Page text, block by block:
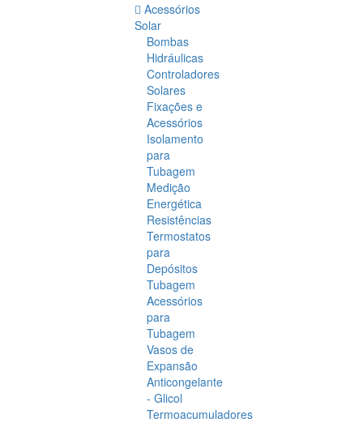
Acessórios
Solar
Bombas
Hidráulicas
Controladores
Solares
Fixações e
Acessórios
Isolamento
para
Tubagem
Medição
Energética
Resistências
Termostatos
para
Depósitos
Tubagem
Acessórios
para
Tubagem
Vasos de
Expansão
Anticongelante
- Glicol
Termoacumuladores